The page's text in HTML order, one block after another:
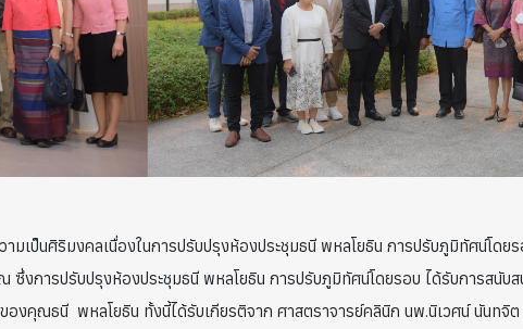
เป็นศิริมงคลเนื่องในการปรับปรุงห้องประชุมธนี พหลโยธิน การปรับภูมิทัศน์โดย
การปรับปรุงห้องประชุมธนี พหลโยธิน การปรับภูมิทัศน์โดยรอบ ได้รับการสนับส
ของคุณธนี พหลโยธิน ทั้งนี้ได้รับเกียรติจาก ศาสตราจารย์คลินิก นพ.นิเวศน์ นันท